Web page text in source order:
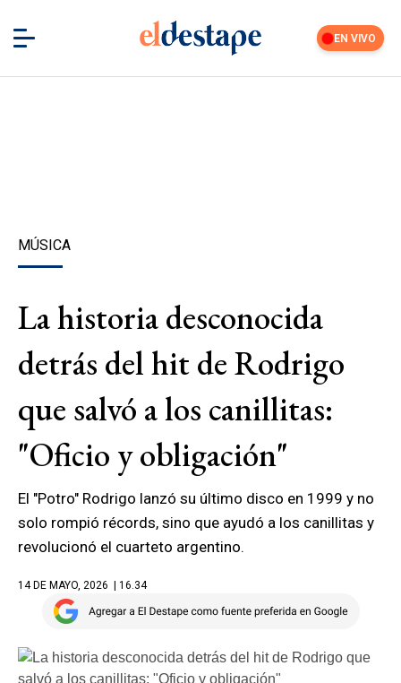
EN VIVO
MÚSICA
La historia desconocida
detrás del hit de Rodrigo
que salvó a los canillitas:
"Oficio y obligación"
El "Potro" Rodrigo lanzó su último disco en 1999 y no
solo rompió récords, sino que ayudó a los canillitas y
revolucionó el cuarteto argentino.
14 DE MAYO, 2026 | 16.34